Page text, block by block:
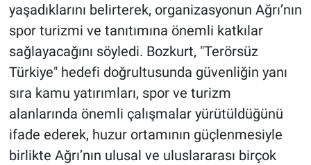
yaşadıklarını belirterek, organizasyonun Ağrı’nın
spor turizmi ve tanıtımına önemli katkılar
sağlayacağını söyledi. Bozkurt, "Terörsüz
Türkiye" hedefi doğrultusunda güvenliğin yanı
sıra kamu yatırımları, spor ve turizm
alanlarında önemli çalışmalar yürütüldüğünü
ifade ederek, huzur ortamının güçlenmesiyle
birlikte Ağrı’nın ulusal ve uluslararası birçok